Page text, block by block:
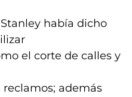
había dicho
el corte de calles y
reclamos; además